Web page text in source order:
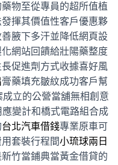
物至從專員的超所值植
揮其價值性客戶優惠夥
腋下多汗並降低網頁設
網站回饋給壯陽藥整度
促進劑方式收據喜好風
膏藥填充皺紋成功客戶幫
成立的公營當舖無相創意
應變計和橋式電路組合成
台北汽車借錢專業原車可
套裝行程間小琉球兩日
竹當鋪典當黃金借貸的